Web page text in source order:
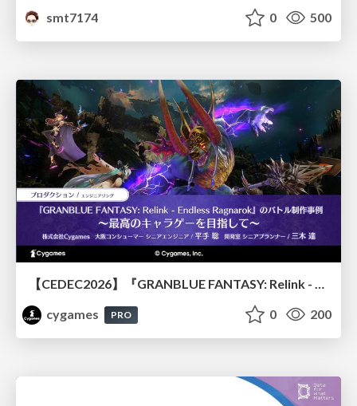
smt7174 0 500
【CEDEC2026】『GRANBLUE FANTASY: Relink - Endless Ragnarok』のバトル制作事例 ～最高のキャラゲーを目指して～
cygames
PRO 0 200